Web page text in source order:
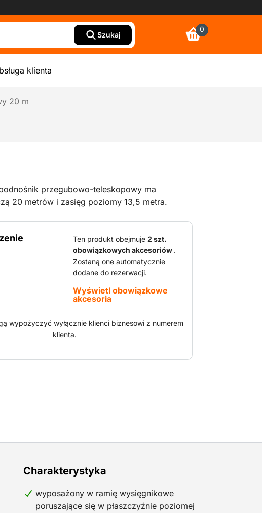
Szukaj
0
klienta
20 m
przegubowo-teleskopowy ma
20 metrów i zasięg poziomy 13,5 metra.
kontroli trakcji i oscylującej osi przedniej
jest zwrotny również na nierównych
Ten produkt obejmuje 2 szt.
obowiązkowych akcesoriów .
Zostaną one automatycznie
dodane do rezerwacji.
Wyświetl obowiązkowe
akcesoria
wypożyczyć wyłącznie klienci biznesowi z numerem
klienta.
Charakterystyka
wyposażony w ramię wysięgnikowe
poruszające się w płaszczyźnie poziomej